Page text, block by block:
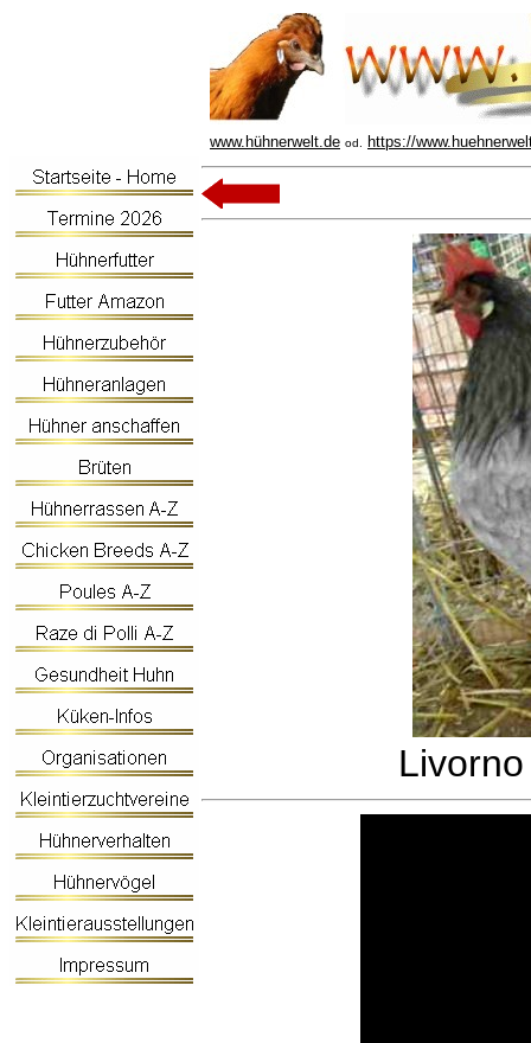
www.hühnerwelt.de od. https://